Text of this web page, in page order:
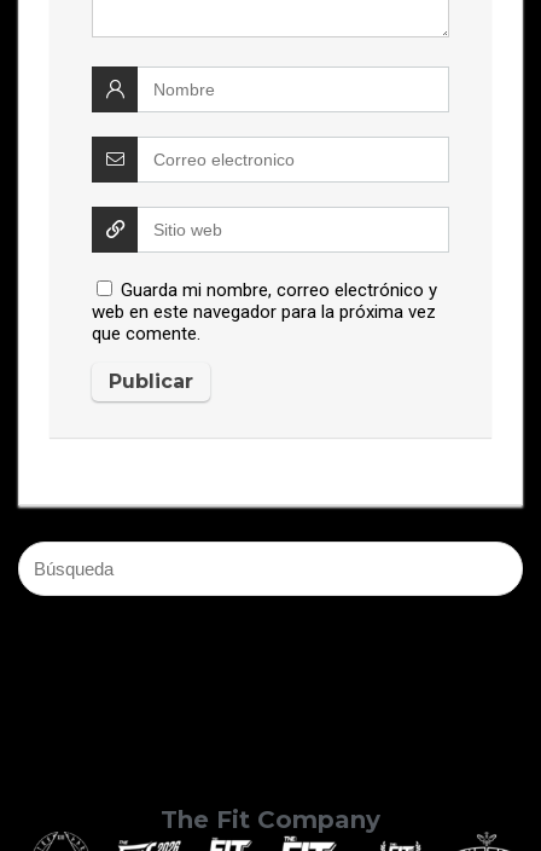
Guarda mi nombre, correo electrónico y
web en este navegador para la próxima vez
que comente.
The Fit Company